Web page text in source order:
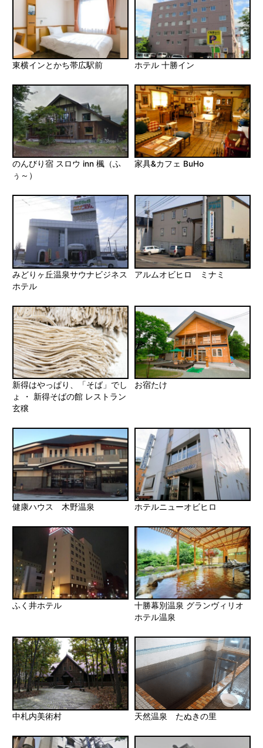
東横インとかち帯広駅前 ホテル 十勝イン
のんびり宿 スロウ inn 楓（ふ
ぅ～）
家具&カフェ BuHo
みどりヶ丘温泉サウナビジネス
ホテル
アルムオビヒロ ミナミ
新得はやっぱり、「そば」でし
ょ ・ 新得そばの館 レストラン
玄穣
お宿たけ
健康ハウス 木野温泉 ホテルニューオビヒロ
ふく井ホテル
十勝幕別温泉 グランヴィリオ
ホテル温泉
中札内美術村 天然温泉 たぬきの里